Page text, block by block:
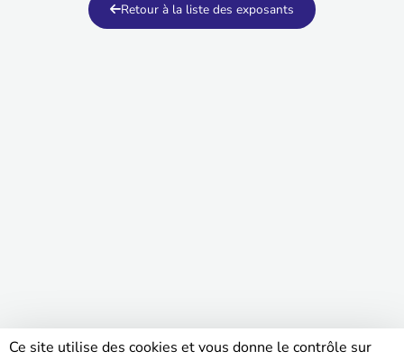
Retour à la liste des exposants
Ce site utilise des cookies et vous donne le contrôle sur